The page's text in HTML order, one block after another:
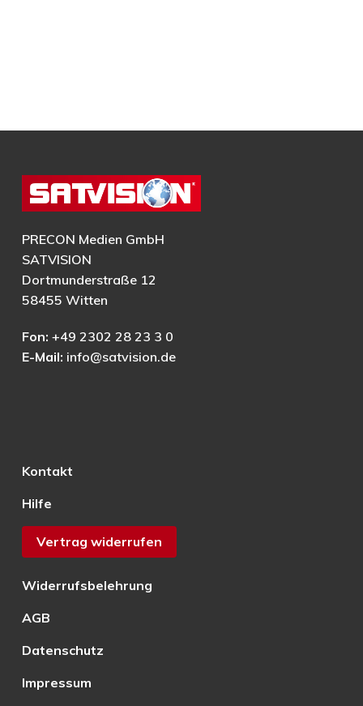
PRECON Medien GmbH
SATVISION
Dortmunderstraße 12
58455 Witten
Fon: +49 2302 28 23 3 0
E-Mail: info@satvision.de
Kontakt
Hilfe
Vertrag widerrufen
Widerrufsbelehrung
AGB
Datenschutz
Impressum